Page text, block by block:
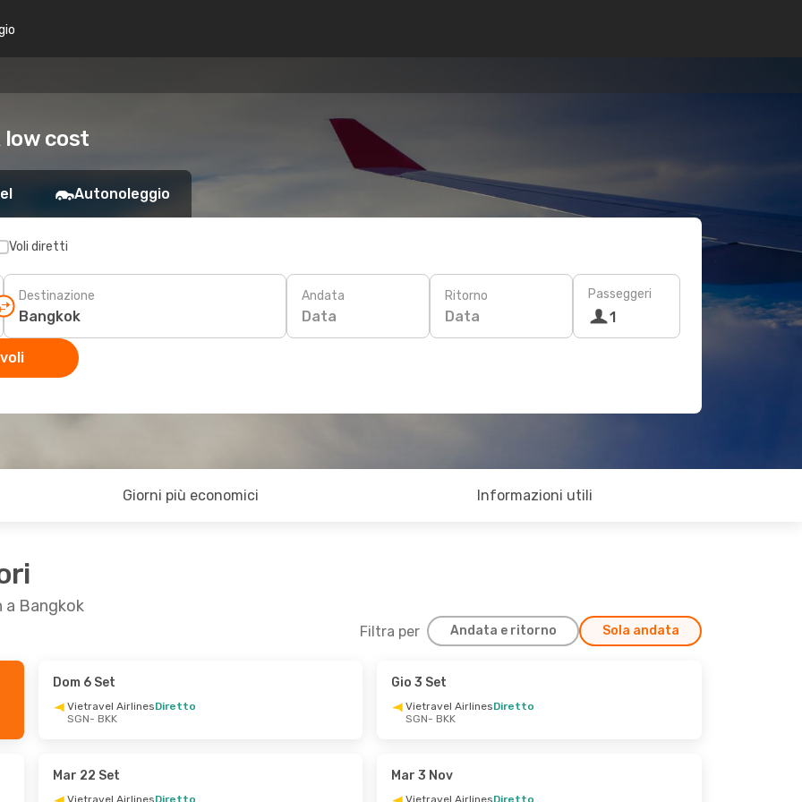
low cost
Autonoleggio
Voli diretti
Destinazione Andata
Data
Ritorno
Data
Passeggeri
1
Giorni più economici Informazioni utili
a Bangkok
Filtra per Andata e ritorno Sola andata
Dom 6 Set
Vietravel AirlinesDiretto
SGN- BKK
Gio 3 Set
Vietravel AirlinesDiretto
SGN- BKK
Mar 22 Set
Vietravel AirlinesDiretto
Mar 3 Nov
Vietravel AirlinesDiretto